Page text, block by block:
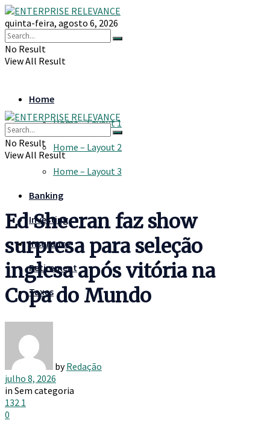
quinta-feira, agosto 6, 2026
No Result
View All Result
Home
Home – Layout 1
Home – Layout 2
Home – Layout 3
Banking
Investing
Insurance
Retirement
Taxes
No Result
View All Result
Ed Sheeran faz show
surpresa para seleção
inglesa após vitória na
Copa do Mundo
by Redação
julho 8, 2026
in Sem categoria
132 1
0